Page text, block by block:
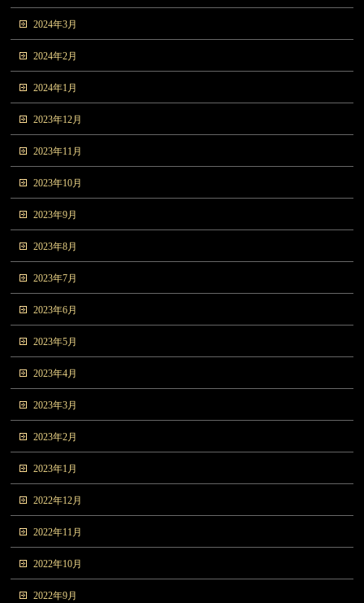
2024年3月
2024年2月
2024年1月
2023年12月
2023年11月
2023年10月
2023年9月
2023年8月
2023年7月
2023年6月
2023年5月
2023年4月
2023年3月
2023年2月
2023年1月
2022年12月
2022年11月
2022年10月
2022年9月